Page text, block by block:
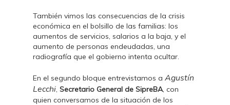
También vimos las consecuencias de la crisis
económica en el bolsillo de las familias: los
aumentos de servicios, salarios a la baja, y el
aumento de personas endeudadas, una
radiografía que el gobierno intenta ocultar.
En el segundo bloque entrevistamos aAgustín
Lecchi,Secretario General de SipreBA, con
quien conversamos de la situación de los